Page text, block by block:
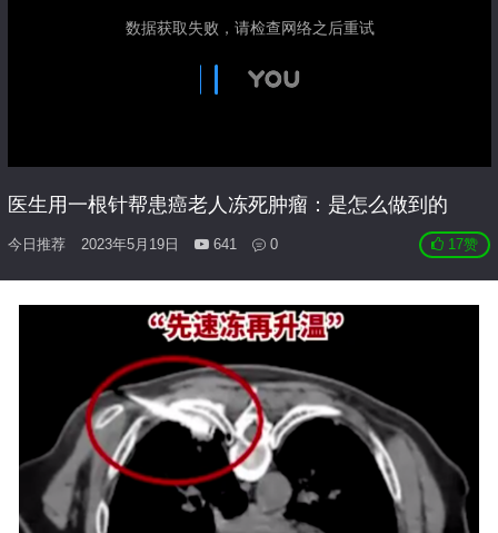
医生用一根针帮患癌老人冻死肿瘤：是怎么做到的
今日推荐 2023年5月19日 641 0 17赞